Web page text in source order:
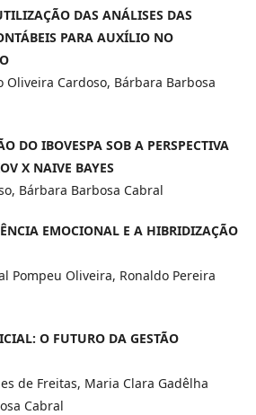
DAS ANÁLISES DAS
PARA AUXÍLIO NO
Cardoso, Bárbara Barbosa
DO IBOVESPA SOB A PERSPECTIVA
X NAIVE BAYES
Bárbara Barbosa Cabral
EMOCIONAL E A HIBRIDIZAÇÃO
Pompeu Oliveira, Ronaldo Pereira
O FUTURO DA GESTÃO
de Freitas, Maria Clara Gadêlha
Cabral